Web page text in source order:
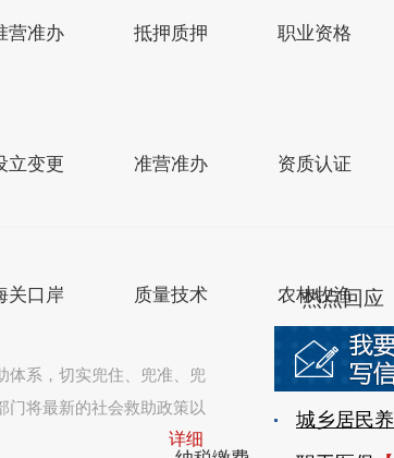
营准办 抵押质押 职业资格
立变更 准营准办 资质认证
关口岸 质量技术
农林牧渔
体系，切实兜住、兜准、兜
门将最新的社会救助政策以
详细
热点回应